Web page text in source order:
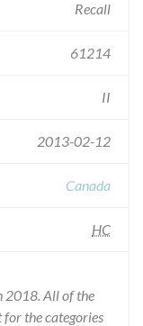
Recall
61214
II
2013-02-12
Canada
HC
2018. All of the
the categories